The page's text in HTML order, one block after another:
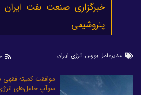
خبرگزاری صنعت نفت ایران
پتروشیمی
مدیرعامل بورس انرژی ایران
موافقت کمیته فقهی
سوآپ حامل‌های